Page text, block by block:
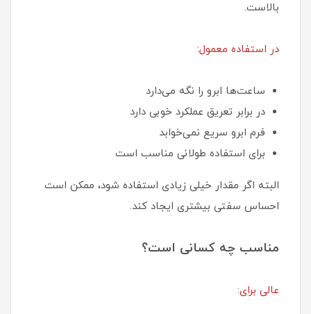
بالاست.
در استفاده معمول:
ساعت‌ها ابرو را نگه می‌دارد
در برابر تعریق عملکرد خوبی دارد
فرم ابرو سریع نمی‌خوابد
برای استفاده طولانی مناسب است
البته اگر مقدار خیلی زیادی استفاده شود، ممکن است
احساس سفتی بیشتری ایجاد کند.
مناسب چه کسانی است؟
عالی برای: